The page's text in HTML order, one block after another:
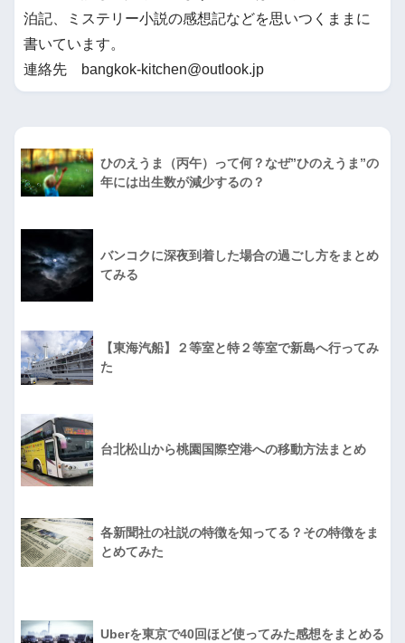
泊記、ミステリー小説の感想記などを思いつくままに
書いています。
連絡先 bangkok-kitchen@outlook.jp
ひのえうま（丙午）って何？なぜ”ひのえうま”の
年には出生数が減少するの？
バンコクに深夜到着した場合の過ごし方をまとめ
てみる
【東海汽船】２等室と特２等室で新島へ行ってみ
た
台北松山から桃園国際空港への移動方法まとめ
各新聞社の社説の特徴を知ってる？その特徴をま
とめてみた
Uberを東京で40回ほど使ってみた感想をまとめる